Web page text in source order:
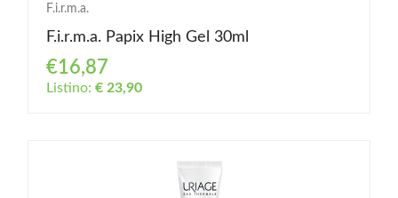
F.i.r.m.a.
F.i.r.m.a. Papix High Gel 30ml
€16,87
Listino: € 23,90